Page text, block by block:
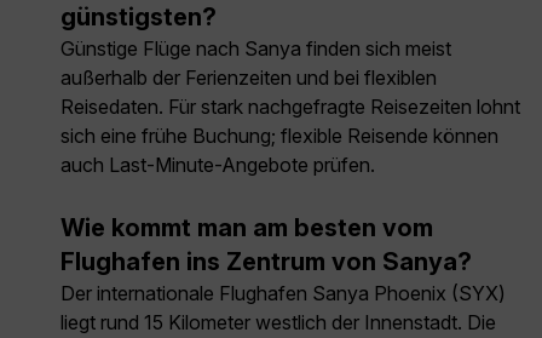
günstigsten?
Günstige Flüge nach Sanya finden sich meist
außerhalb der Ferienzeiten und bei flexiblen
Reisedaten. Für stark nachgefragte Reisezeiten lohnt
sich eine frühe Buchung; flexible Reisende können
auch Last-Minute-Angebote prüfen.
Wie kommt man am besten vom
Flughafen ins Zentrum von Sanya?
Der internationale Flughafen Sanya Phoenix (SYX)
liegt rund 15 Kilometer westlich der Innenstadt. Die